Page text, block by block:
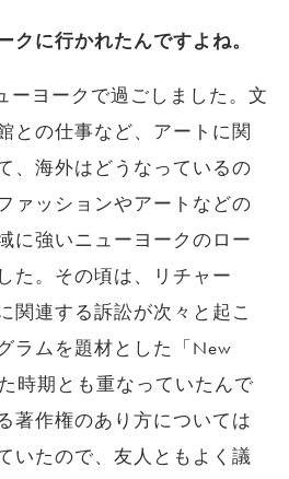
に行かれたんですよね。
ーヨークで過ごしました。文
との仕事など、アートに関
、海外はどうなっているの
ァッションやアートなどの
に強いニューヨークのロー
た。その頃は、リチャー
関連する訴訟が次々と起こ
ラムを題材とした「New
時期とも重なっていたんで
著作権のあり方については
いたので、友人ともよく議